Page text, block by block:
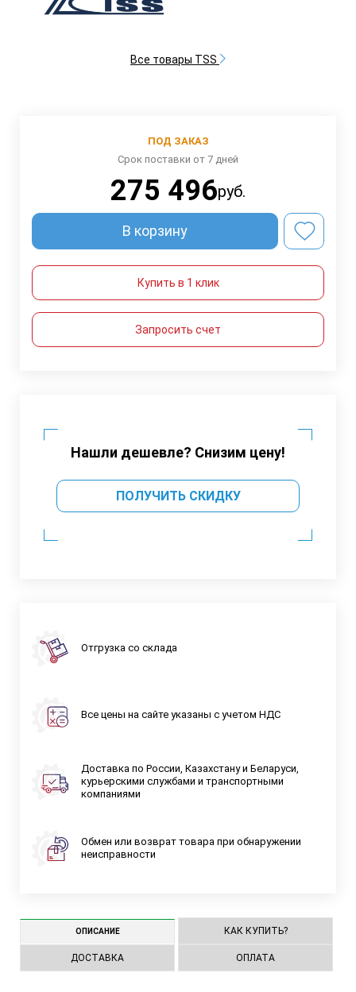
Все товары TSS
ПОД ЗАКАЗ
Срок поставки от 7 дней
275 496руб.
В корзину
Купить в 1 клик
Запросить счет
Нашли дешевле? Снизим цену!
ПОЛУЧИТЬ СКИДКУ
Отгрузка со склада
Все цены на сайте указаны с учетом НДС
Доставка по России, Казахстану и Беларуси,
курьерскими службами и транспортными
компаниями
Обмен или возврат товара при обнаружении
неисправности
ОПИСАНИЕ КАК КУПИТЬ?
ДОСТАВКА ОПЛАТА